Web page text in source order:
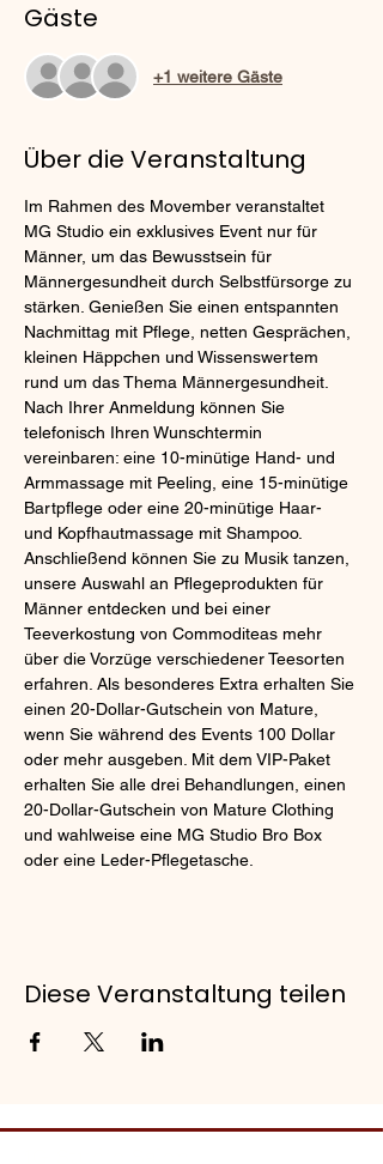
Gäste
+1 weitere Gäste
Über die Veranstaltung
Im Rahmen des Movember veranstaltet
MG Studio ein exklusives Event nur für
Männer, um das Bewusstsein für
Männergesundheit durch Selbstfürsorge zu
stärken. Genießen Sie einen entspannten
Nachmittag mit Pflege, netten Gesprächen,
kleinen Häppchen und Wissenswertem
rund um das Thema Männergesundheit.
Nach Ihrer Anmeldung können Sie
telefonisch Ihren Wunschtermin
vereinbaren: eine 10-minütige Hand- und
Armmassage mit Peeling, eine 15-minütige
Bartpflege oder eine 20-minütige Haar-
und Kopfhautmassage mit Shampoo.
Anschließend können Sie zu Musik tanzen,
unsere Auswahl an Pflegeprodukten für
Männer entdecken und bei einer
Teeverkostung von Commoditeas mehr
über die Vorzüge verschiedener Teesorten
erfahren. Als besonderes Extra erhalten Sie
einen 20-Dollar-Gutschein von Mature,
wenn Sie während des Events 100 Dollar
oder mehr ausgeben. Mit dem VIP-Paket
erhalten Sie alle drei Behandlungen, einen
20-Dollar-Gutschein von Mature Clothing
und wahlweise eine MG Studio Bro Box
oder eine Leder-Pflegetasche.
Diese Veranstaltung teilen